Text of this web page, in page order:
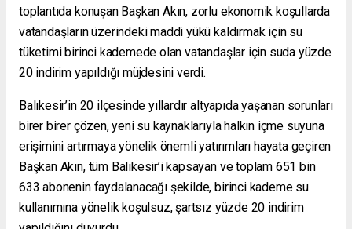
toplantıda konuşan Başkan Akın, zorlu ekonomik koşullarda
vatandaşların üzerindeki maddi yükü kaldırmak için su
tüketimi birinci kademede olan vatandaşlar için suda yüzde
20 indirim yapıldığı müjdesini verdi.
Balıkesir’in 20 ilçesinde yıllardır altyapıda yaşanan sorunları
birer birer çözen, yeni su kaynaklarıyla halkın içme suyuna
erişimini artırmaya yönelik önemli yatırımları hayata geçiren
Başkan Akın, tüm Balıkesir’i kapsayan ve toplam 651 bin
633 abonenin faydalanacağı şekilde, birinci kademe su
kullanımına yönelik koşulsuz, şartsız yüzde 20 indirim